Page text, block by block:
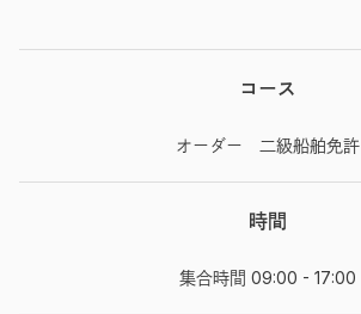
コース
オーダー 二級船舶免許
時間
集合時間 09:00 - 17:00